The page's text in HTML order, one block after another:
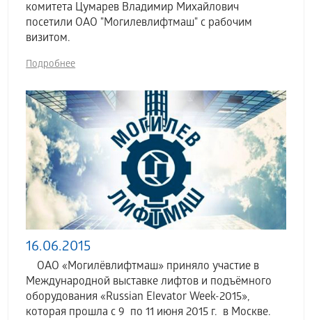
комитета Цумарев Владимир Михайлович
посетили ОАО "Могилевлифтмаш" с рабочим
визитом.
Подробнее
16.06.2015
ОАО «Могилёвлифтмаш» приняло участие в
Международной выставке лифтов и подъёмного
оборудования «Russian Elevator Week-2015»,
которая прошла с 9 по 11 июня 2015 г. в Москве.